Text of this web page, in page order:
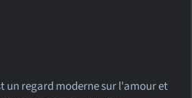
un regard moderne sur l'amour et